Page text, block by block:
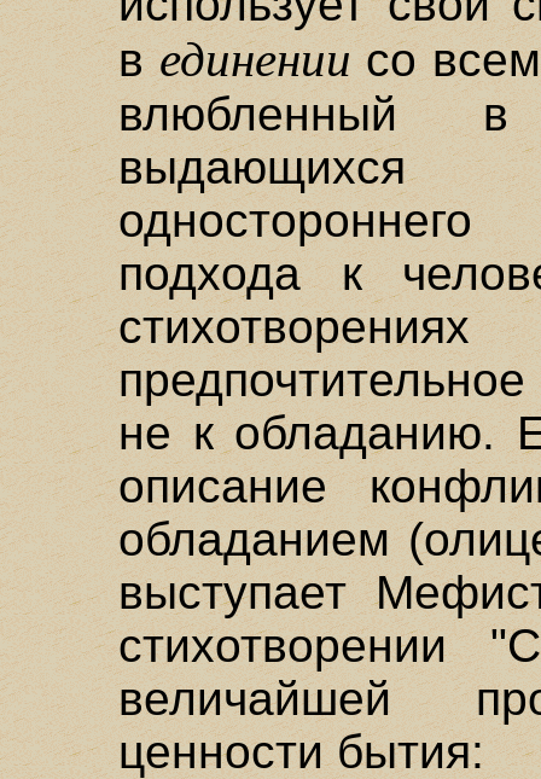
вединениисо
влюбленный
подхода к
не к обладанию.
описание
обладанием
выступает
стихотворении
величайшей
ценности бытия: